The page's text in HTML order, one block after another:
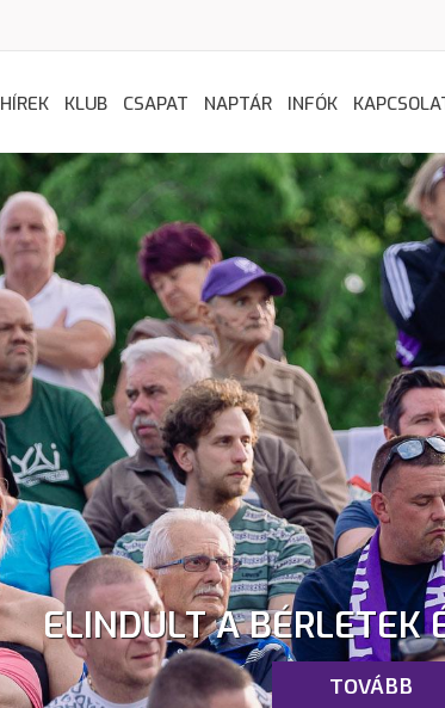
HÍREK KLUB CSAPAT NAPTÁR INFÓK
ELINDULT A BÉRLETEK
TOVÁBB